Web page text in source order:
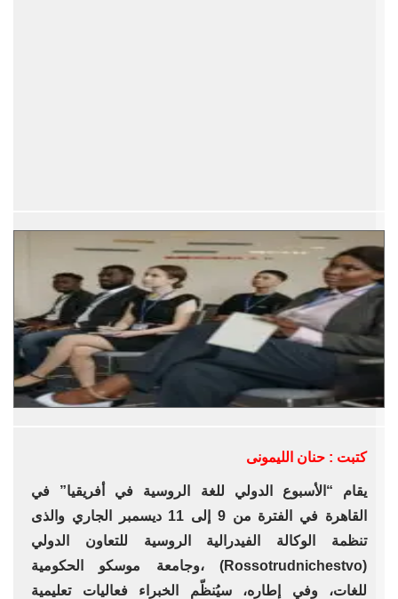
كتبت : حنان الليمونى
يقام “الأسبوع الدولي للغة الروسية في أفريقيا” في
القاهرة في الفترة من 9 إلى 11 ديسمبر الجاري والذى
تنظمة الوكالة الفيدرالية الروسية للتعاون الدولي
(Rossotrudnichestvo) ،وجامعة موسكو الحكومية
للغات، وفي إطاره، سيُنظّم الخبراء فعاليات تعليمية